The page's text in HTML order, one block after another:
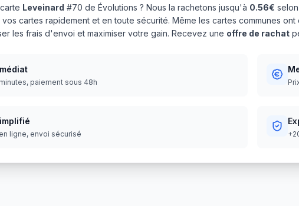
Leveinard #70 de Évolutions ? Nous la rachetons jusqu'à 0.56€
vos cartes rapidement et en toute sécurité. Même les cartes communes ont
les frais d'envoi et maximiser votre gain. Recevez une offre de rachat
paiement sous 48h
ligne, envoi sécurisé